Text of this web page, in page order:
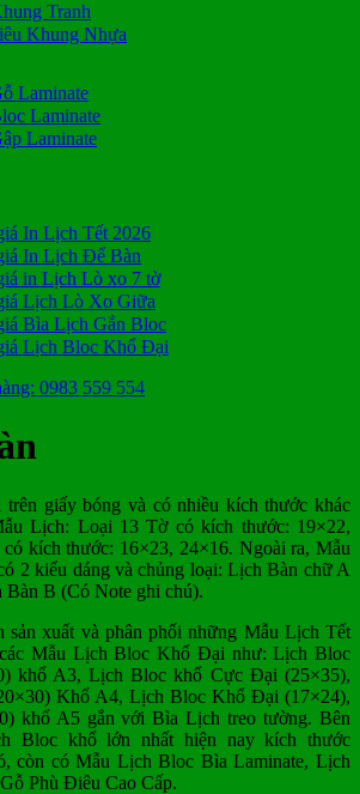
Tranh
Khung Nhựa
Laminate
Laminate
Laminate
In Lịch Tết 2026
In Lịch Để Bàn
in Lịch Lò xo 7 tờ
Lịch Lò Xo Giữa
Bìa Lịch Gắn Bloc
Lịch Bloc Khổ Đại
0983 559 554
giấy bóng và có nhiều kích thước khác
Lịch: Loại 13 Tờ có kích thước: 19×22,
kích thước: 16×23, 24×16. Ngoài ra, Mẫu
2 kiểu dáng và chủng loại: Lịch Bàn chữ A
B (Có Note ghi chú).
xuất và phân phối những Mẫu Lịch Tết
Mẫu Lịch Bloc Khổ Đại như: Lịch Bloc
khổ A3, Lịch Bloc khổ Cực Đại (25×35),
Khổ A4, Lịch Bloc Khổ Đại (17×24),
khổ A5 gắn với Bìa Lịch treo tường. Bên
Bloc khổ lớn nhất hiện nay kích thước
còn có Mẫu Lịch Bloc Bìa Laminate, Lịch
Phù Điêu Cao Cấp.